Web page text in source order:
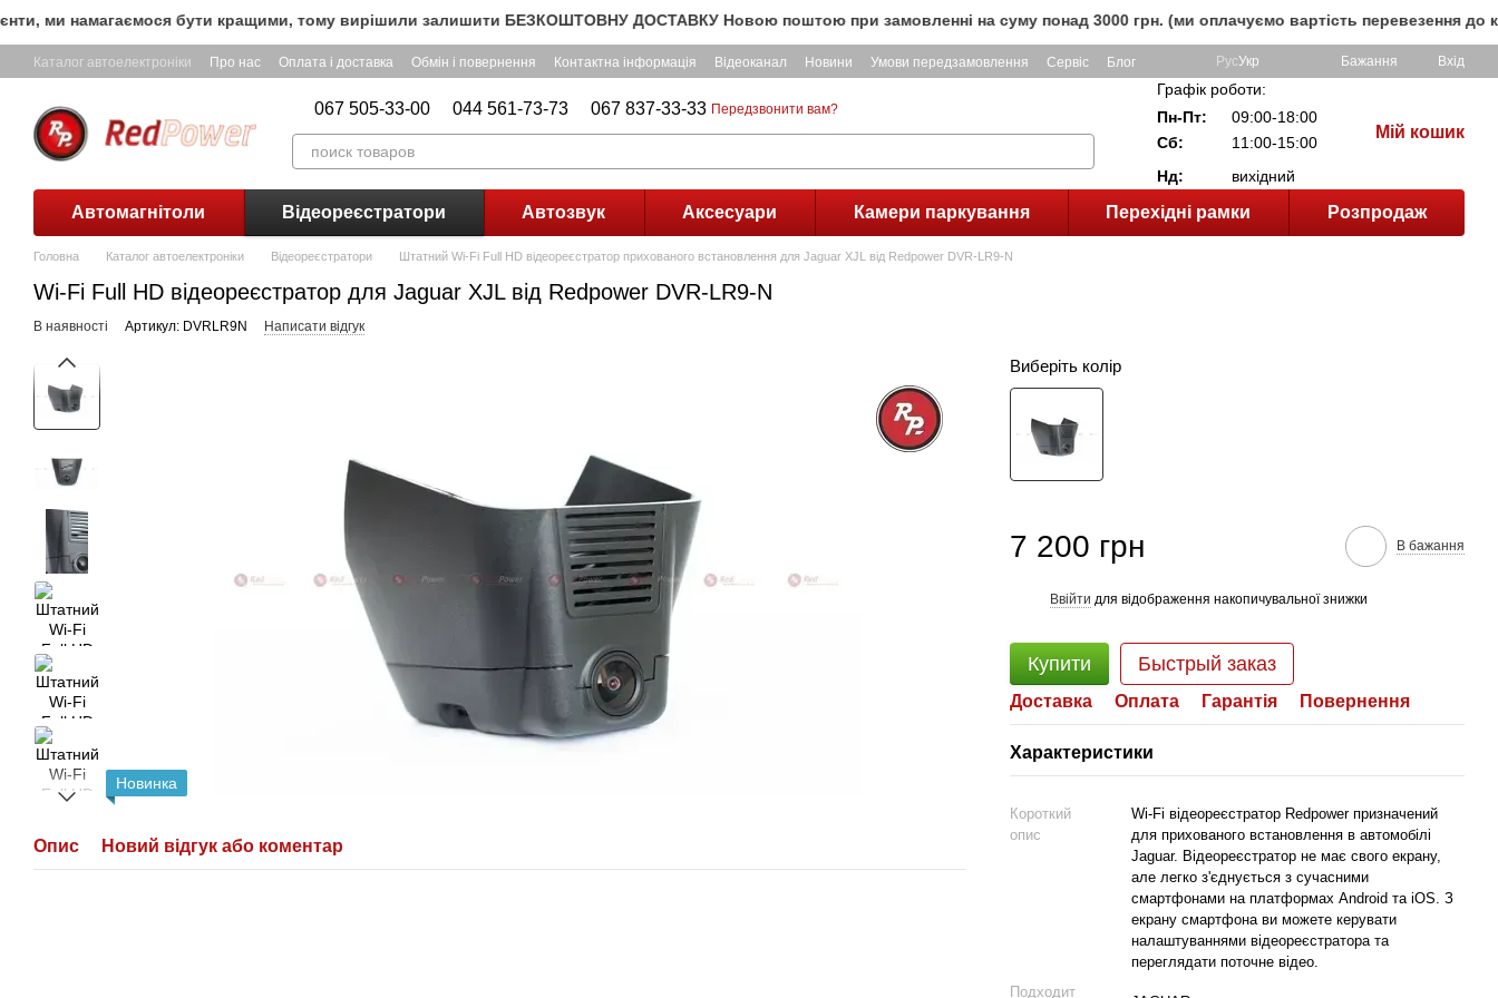
Перейти до основного контенту
ми намагаємося бути кращими, тому вирішили залишити БЕЗКОШТОВНУ ДОСТАВКУ Новою поштою при замовленні на суму понад 3000 грн. (ми оплачуємо вартість перевезення до
Каталог автоелектроніки Про нас Оплата і доставка Обмін і повернення Контактна інформація Відеоканал Новини Умови передзамовлення Сервіс Блог РусУкр Бажання Вхід
067 505-33-00 044 561-73-73 067 837-33-33 Передзвонити вам?
Графік роботи:
Пн-Пт:
09:00-18:00
Сб:
11:00-15:00
Нд:
вихідний
Мій кошик
Автомагнітоли Відеореєстратори Автозвук Аксесуари Камери паркування Перехідні рамки Розпродаж
Головна Каталог автоелектроніки Відеореєстратори Штатний Wi-Fi Full HD відеореєстратор прихованого встановлення для Jaguar XJL від Redpower DVR-LR9-N
Wi-Fi Full HD відеореєстратор для Jaguar XJL від Redpower DVR-LR9-N
В наявності Артикул: DVRLR9N Написати відгук
Новинка
Опис Новий відгук або коментар
Виберіть колір
7 200 грн В бажання
Ввійти для відображення накопичувальної знижки
Купити Быстрый заказ
Доставка Оплата Гарантія Повернення
Характеристики
Короткий
опис
Wi-Fi відеореєстратор Redpower призначений
для прихованого встановлення в автомобілі
Jaguar. Відеореєстратор не має свого екрану,
але легко з'єднується з сучасними
смартфонами на платформах Android та iOS. З
екрану смартфона ви можете керувати
налаштуваннями відеореєстратора та
переглядати поточне відео.
Подходит